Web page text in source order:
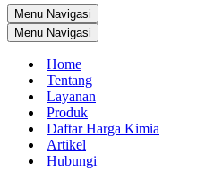
Menu Navigasi
Menu Navigasi
Home
Tentang
Layanan
Produk
Daftar Harga Kimia
Artikel
Hubungi